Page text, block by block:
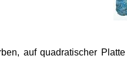
auf quadratischer